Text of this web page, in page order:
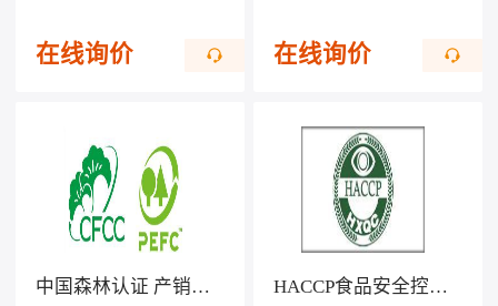
在线询价 在线询价
中国森林认证 产销监管链CFCC/COC HACCP食品安全控制体系认证